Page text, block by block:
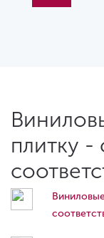
плитку -